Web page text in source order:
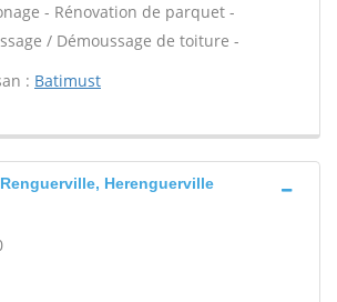
- Rénovation de parquet -
/ Démoussage de toiture -
: Batimust
Herenguerville